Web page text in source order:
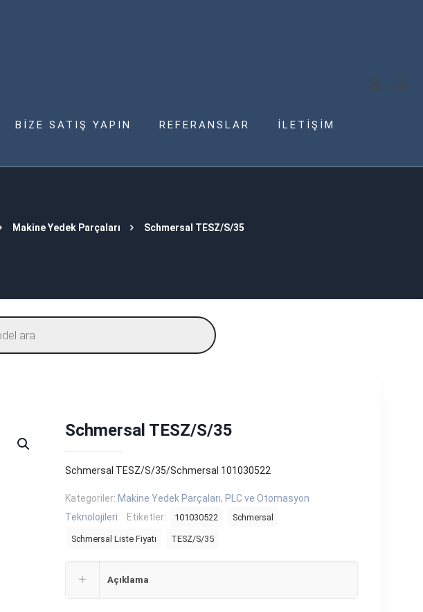
BİZE SATIŞ YAPIN REFERANSLAR İLETİŞİM
Makine Yedek Parçaları Schmersal TESZ/S/35
Schmersal TESZ/S/35
Schmersal TESZ/S/35/Schmersal 101030522
Kategoriler: Makine Yedek Parçaları, PLC ve Otomasyon
Teknolojileri
Etiketler: 101030522 Schmersal
Schmersal Liste Fiyatı TESZ/S/35
Açıklama